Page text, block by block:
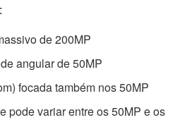
de 200MP
angular de 50MP
focada também nos 50MP
pode variar entre os 50MP e os